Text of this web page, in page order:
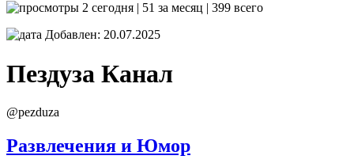
2 сегодня | 51 за месяц | 399 всего
Добавлен: 20.07.2025
Пездуза Канал
@pezduza
Развлечения и Юмор